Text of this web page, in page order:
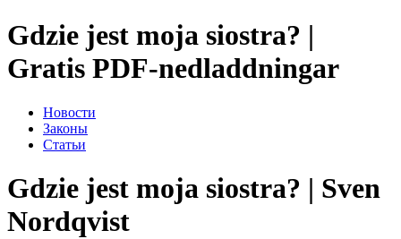
Gdzie jest moja siostra? |
Gratis PDF-nedladdningar
Новости
Законы
Статьи
Gdzie jest moja siostra? | Sven
Nordqvist